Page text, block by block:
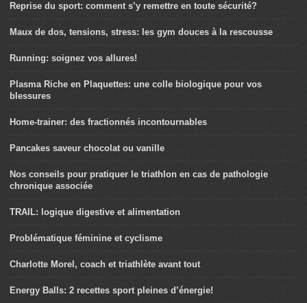
Reprise du sport: comment s’y remettre en toute sécurité?
Maux de dos, tensions, stress: les gym douces à la rescousse
Running: soignez vos allures!
Plasma Riche en Plaquettes: une colle biologique pour vos
blessures
Home-trainer: des fractionnés incontournables
Pancakes saveur chocolat ou vanille
Nos conseils pour pratiquer le triathlon en cas de pathologie
chronique associée
TRAIL: logique digestive et alimentation
Problématique féminine et cyclisme
Charlotte Morel, coach et triathlète avant tout
Energy Balls: 2 recettes sport pleines d’énergie!